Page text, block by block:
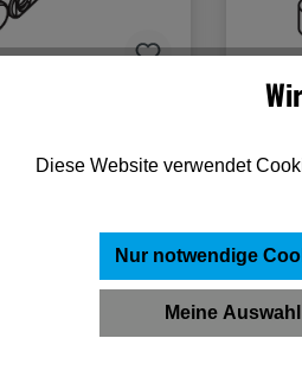
zu
links
Diese Website verwendet
Nur notwendige
Meine